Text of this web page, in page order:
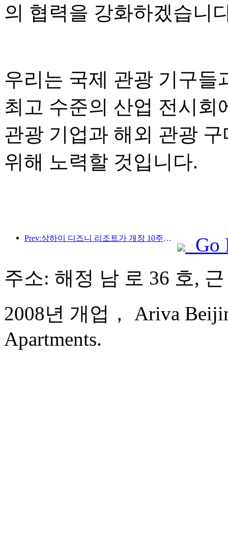
의 협력을 강화하겠습니
우리는 국제 관광 기구들
최고 수준의 산업 전시회
관광 기업과 해외 관광
위해 노력할 것입니다.
Prev:상하이 디즈니 리조트가 개장 10주년을 맞이했으며, 현재까지 1억 명이 넘는 방문객을 맞이했습니다.
Go
주소: 해정 남 로 36 호,
2008년 개업， Ariva
Apartments.